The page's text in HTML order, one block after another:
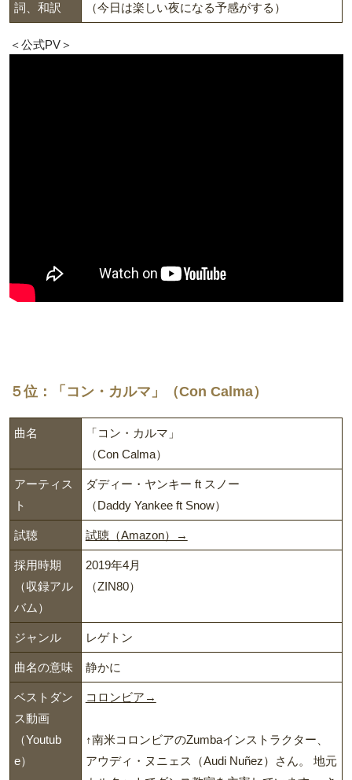
詞、和訳
（今日は楽しい夜になる予感がする）
＜公式PV＞
５位：「コン・カルマ」（Con Calma）
曲名
「コン・カルマ」
（Con Calma）
アーティス
ト
ダディー・ヤンキー ft スノー
（Daddy Yankee ft Snow）
試聴 試聴（Amazon）→
採用時期
（収録アル
バム）
2019年4月
（ZIN80）
ジャンル レゲトン
曲名の意味 静かに
ベストダン
ス動画
（Youtub
e）
コロンビア→
↑南米コロンビアのZumbaインストラクター、
アウディ・ヌニェス（Audi Nuñez）さん。 地元